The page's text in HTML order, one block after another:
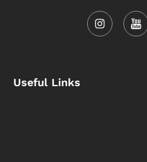
Useful Links